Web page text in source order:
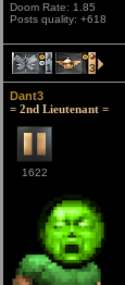
Doom Rate: 1.85
Posts quality: +618
1 3
Dant3
= 2nd Lieutenant =
1622